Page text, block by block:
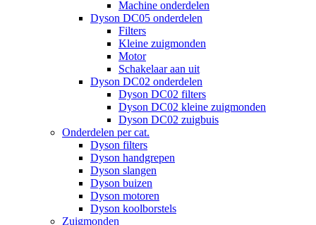
Machine onderdelen
Dyson DC05 onderdelen
Filters
Kleine zuigmonden
Motor
Schakelaar aan uit
Dyson DC02 onderdelen
Dyson DC02 filters
Dyson DC02 kleine zuigmonden
Dyson DC02 zuigbuis
Onderdelen per cat.
Dyson filters
Dyson handgrepen
Dyson slangen
Dyson buizen
Dyson motoren
Dyson koolborstels
Zuigmonden